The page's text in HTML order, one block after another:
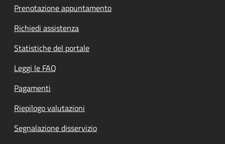
Prenotazione appuntamento
Richiedi assistenza
Statistiche del portale
Leggi le FAQ
Pagamenti
Riepilogo valutazioni
Segnalazione disservizio